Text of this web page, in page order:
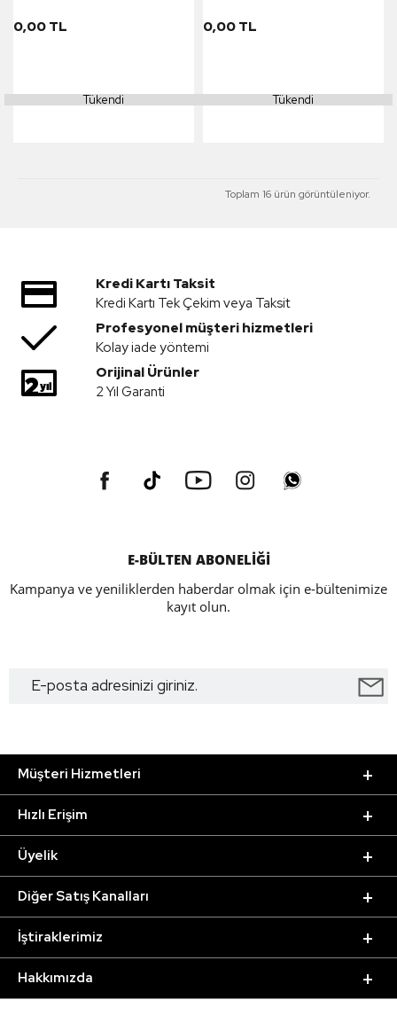
0,00 TL
Tükendi
0,00 TL
Tükendi
Toplam 16 ürün görüntüleniyor.
Kredi Kartı Taksit
Kredi Kartı Tek Çekim veya Taksit
Profesyonel müşteri hizmetleri
Kolay iade yöntemi
Orijinal Ürünler
2 Yıl Garanti
E-BÜLTEN ABONELİĞİ
Kampanya ve yeniliklerden haberdar olmak için e-bültenimize
kayıt olun.
Müşteri Hizmetleri
Hızlı Erişim
Üyelik
Diğer Satış Kanalları
İştiraklerimiz
Hakkımızda